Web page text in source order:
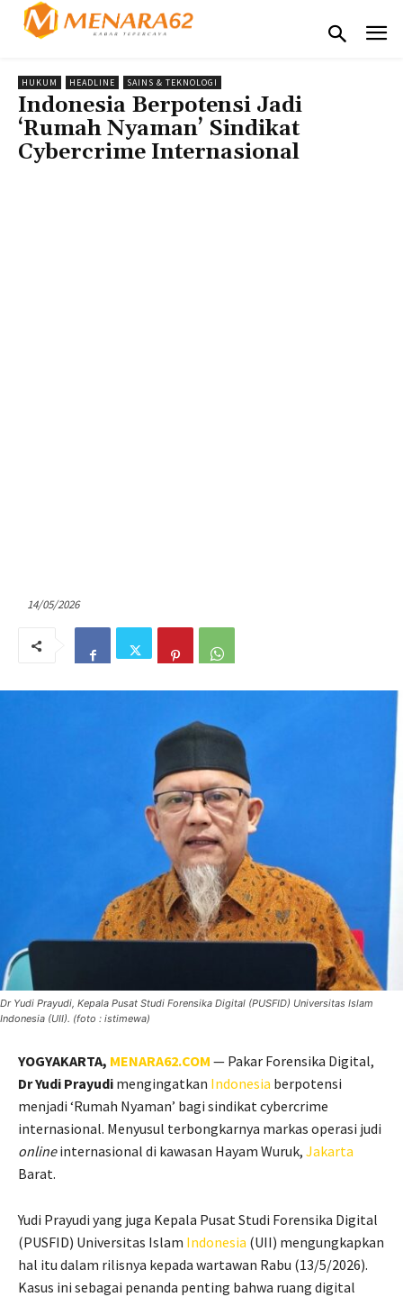
HUKUM HEADLINE SAINS & TEKNOLOGI
Indonesia Berpotensi Jadi
‘Rumah Nyaman’ Sindikat
Cybercrime Internasional
14/05/2026
Dr Yudi Prayudi, Kepala Pusat Studi Forensika Digital (PUSFID) Universitas Islam
Indonesia (UII). (foto : istimewa)
YOGYAKARTA, MENARA62.COM — Pakar Forensika Digital,
Dr Yudi Prayudi mengingatkan Indonesia berpotensi
menjadi ‘Rumah Nyaman’ bagi sindikat cybercrime
internasional. Menyusul terbongkarnya markas operasi judi
onlineinternasional di kawasan Hayam Wuruk, Jakarta
Barat.
Yudi Prayudi yang juga Kepala Pusat Studi Forensika Digital
(PUSFID) Universitas Islam Indonesia (UII) mengungkapkan
hal itu dalam rilisnya kepada wartawan Rabu (13/5/2026).
Kasus ini sebagai penanda penting bahwa ruang digital